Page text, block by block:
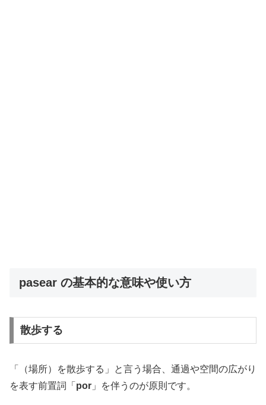
pasear の基本的な意味や使い方
散歩する
「（場所）を散歩する」と言う場合、通過や空間の広がり
を表す前置詞「 por 」を伴うのが原則です。